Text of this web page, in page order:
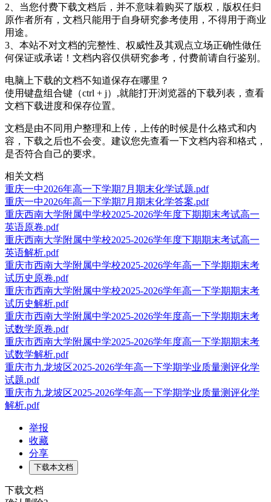
2、当您付费下载文档后，并不意味着购买了版权，版权任归
原作者所有，文档只能用于自身研究参考使用，不得用于商业
用途。
3、本站不对文档的完整性、权威性及其观点立场正确性做任
何保证或承诺！文档内容仅供研究参考，付费前请自行鉴别。
电脑上下载的文档不知道保存在哪里？
使用键盘组合键（ctrl + j）,就能打开浏览器的下载列表，查看
文档下载进度和保存位置。
文档是由不同用户整理和上传，上传的时候是什么格式和内
容，下载之后也不会变。建议您先查看一下文档内容和格式，
是否符合自己的要求。
相关文档
重庆一中2026年高一下学期7月期末化学试题.pdf
重庆一中2026年高一下学期7月期末化学答案.pdf
重庆西南大学附属中学校2025-2026学年度下期期末考试高一
英语原卷.pdf
重庆西南大学附属中学校2025-2026学年度下期期末考试高一
英语解析.pdf
重庆市西南大学附属中学校2025-2026学年高一下学期期末考
试历史原卷.pdf
重庆市西南大学附属中学校2025-2026学年高一下学期期末考
试历史解析.pdf
重庆市西南大学附属中学2025-2026学年度高一下学期期末考
试数学原卷.pdf
重庆市西南大学附属中学2025-2026学年度高一下学期期末考
试数学解析.pdf
重庆市九龙坡区2025-2026学年高一下学期学业质量测评化学
试题.pdf
重庆市九龙坡区2025-2026学年高一下学期学业质量测评化学
解析.pdf
举报
收藏
分享
下载本文档
下载文档